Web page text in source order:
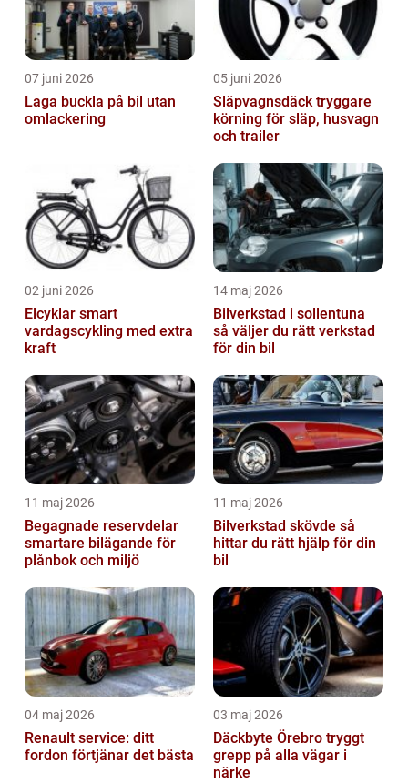
07 juni 2026
Laga buckla på bil utan
omlackering
05 juni 2026
Släpvagnsdäck tryggare
körning för släp, husvagn
och trailer
02 juni 2026
Elcyklar smart
vardagscykling med extra
kraft
14 maj 2026
Bilverkstad i sollentuna
så väljer du rätt verkstad
för din bil
11 maj 2026
Begagnade reservdelar
smartare bilägande för
plånbok och miljö
11 maj 2026
Bilverkstad skövde så
hittar du rätt hjälp för din
bil
04 maj 2026
Renault service: ditt
fordon förtjänar det bästa
03 maj 2026
Däckbyte Örebro tryggt
grepp på alla vägar i
närke